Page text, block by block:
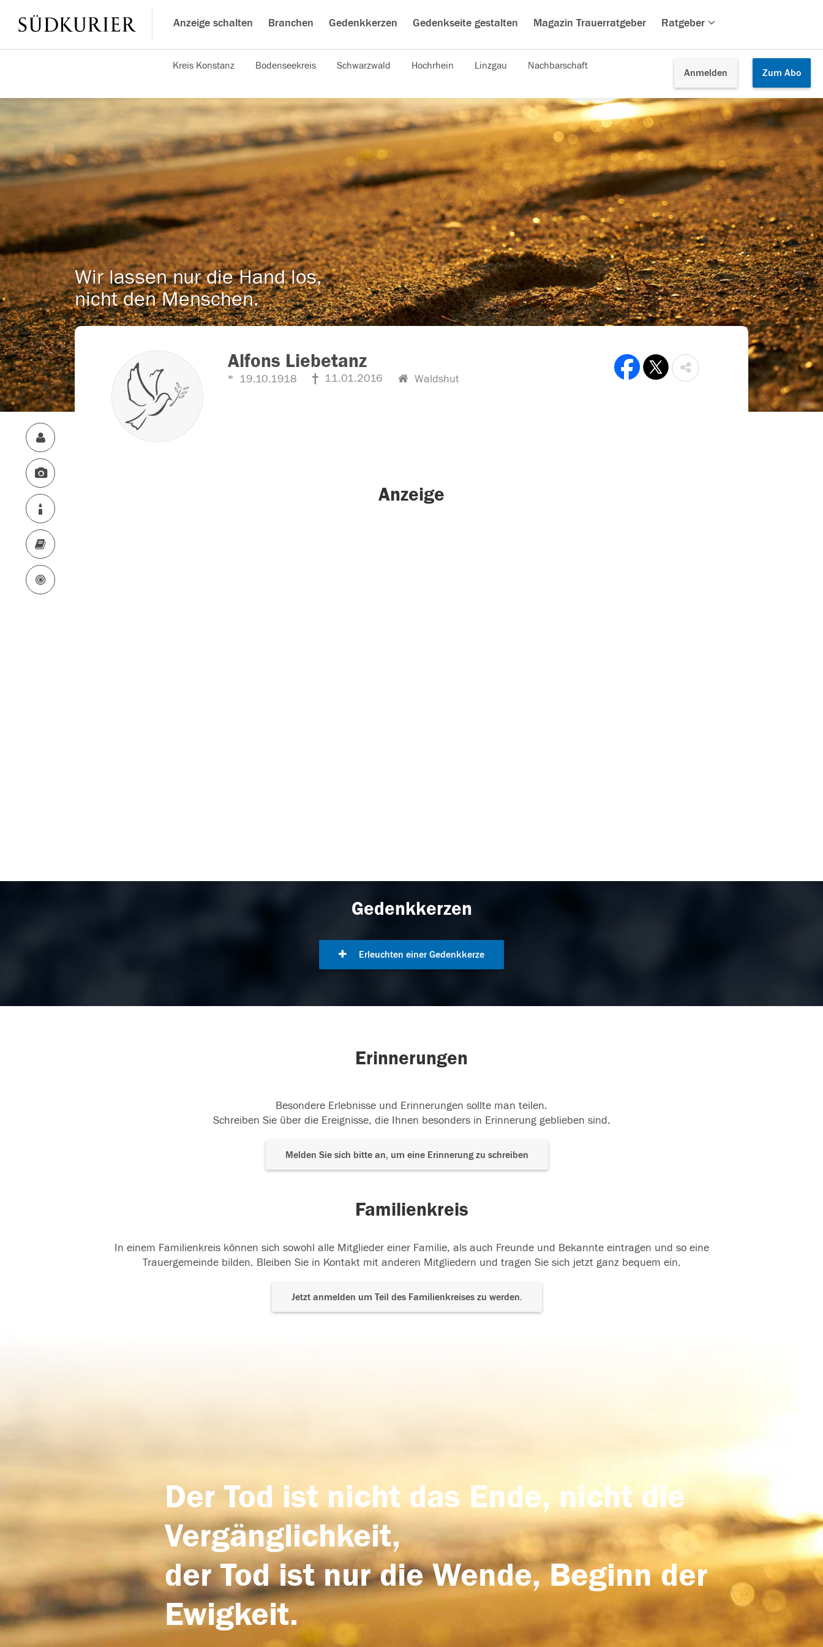
Anzeige schalten Branchen Gedenkkerzen Gedenkseite gestalten Magazin Trauerratgeber Ratgeber
Anmelden Zum Abo
Kreis Konstanz Bodenseekreis Schwarzwald Hochrhein Linzgau Nachbarschaft
Wir lassen nur die Hand los,
nicht den Menschen.
Alfons Liebetanz
19.10.1918 11.01.2016 Waldshut
Anzeige
Gedenkkerzen
Erleuchten einer Gedenkkerze
Erinnerungen
Besondere Erlebnisse und Erinnerungen sollte man teilen.
Schreiben Sie über die Ereignisse, die Ihnen besonders in Erinnerung geblieben sind.
Melden Sie sich bitte an, um eine Erinnerung zu schreiben
Familienkreis
In einem Familienkreis können sich sowohl alle Mitglieder einer Familie, als auch Freunde und Bekannte eintragen und so eine
Trauergemeinde bilden. Bleiben Sie in Kontakt mit anderen Mitgliedern und tragen Sie sich jetzt ganz bequem ein.
Jetzt anmelden um Teil des Familienkreises zu werden.
Der Tod ist nicht das Ende, nicht die
Vergänglichkeit,
der Tod ist nur die Wende, Beginn der
Ewigkeit.